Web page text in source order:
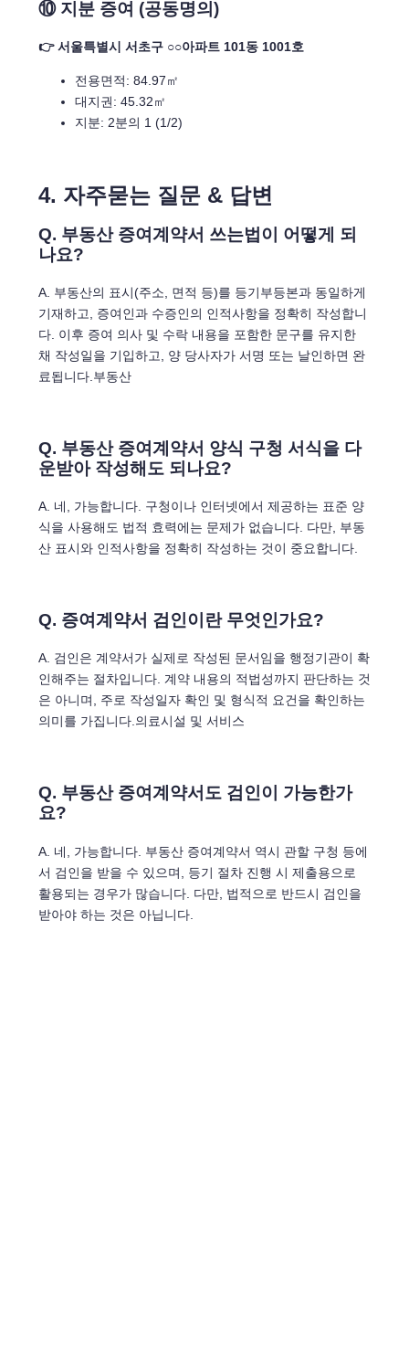
⑩ 지분 증여 (공동명의)
👉 서울특별시 서초구 ○○아파트 101동 1001호
전용면적: 84.97㎡
대지권: 45.32㎡
지분: 2분의 1 (1/2)
4. 자주묻는 질문 & 답변
Q. 부동산 증여계약서 쓰는법이 어떻게 되
나요?
A. 부동산의 표시(주소, 면적 등)를 등기부등본과 동일하게
기재하고, 증여인과 수증인의 인적사항을 정확히 작성합니
다. 이후 증여 의사 및 수락 내용을 포함한 문구를 유지한
채 작성일을 기입하고, 양 당사자가 서명 또는 날인하면 완
료됩니다.부동산
Q. 부동산 증여계약서 양식 구청 서식을 다
운받아 작성해도 되나요?
A. 네, 가능합니다. 구청이나 인터넷에서 제공하는 표준 양
식을 사용해도 법적 효력에는 문제가 없습니다. 다만, 부동
산 표시와 인적사항을 정확히 작성하는 것이 중요합니다.
Q. 증여계약서 검인이란 무엇인가요?
A. 검인은 계약서가 실제로 작성된 문서임을 행정기관이 확
인해주는 절차입니다. 계약 내용의 적법성까지 판단하는 것
은 아니며, 주로 작성일자 확인 및 형식적 요건을 확인하는
의미를 가집니다.의료시설 및 서비스
Q. 부동산 증여계약서도 검인이 가능한가
요?
A. 네, 가능합니다. 부동산 증여계약서 역시 관할 구청 등에
서 검인을 받을 수 있으며, 등기 절차 진행 시 제출용으로
활용되는 경우가 많습니다. 다만, 법적으로 반드시 검인을
받아야 하는 것은 아닙니다.